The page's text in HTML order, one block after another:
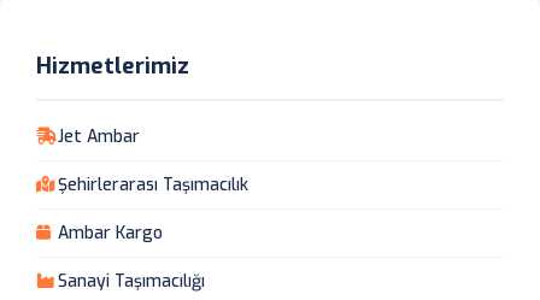
Hizmetlerimiz
Jet Ambar
Şehirlerarası Taşımacılık
Ambar Kargo
Sanayi Taşımacılığı